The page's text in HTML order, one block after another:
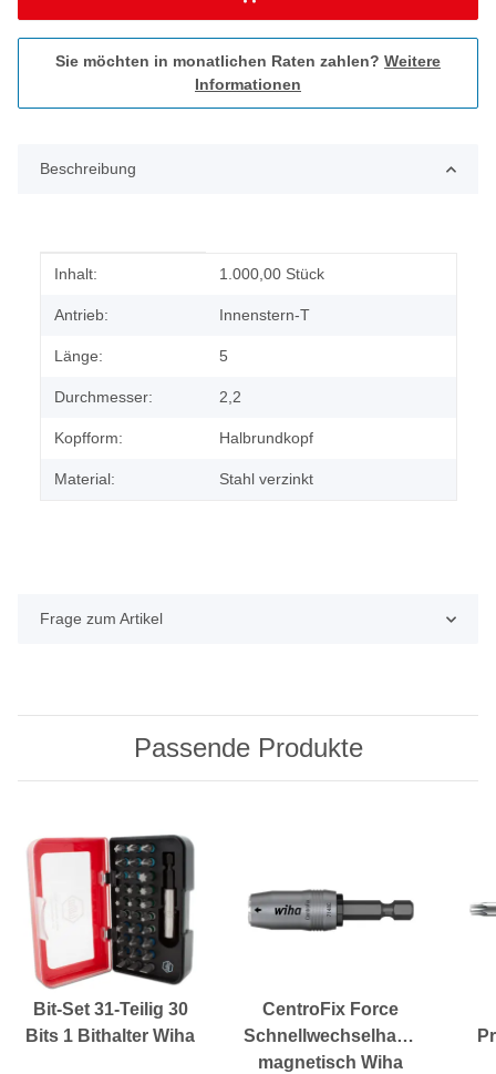
Sie möchten in monatlichen Raten zahlen? Weitere
Informationen
Beschreibung
Produkteigenschaft
Wert
Inhalt: 1.000,00 Stück
Antrieb: Innenstern-T
Länge: 5
Durchmesser: 2,2
Kopfform: Halbrundkopf
Material: Stahl verzinkt
Frage zum Artikel
Passende Produkte
Bit-Set 31-Teilig 30
Bits 1 Bithalter Wiha
CentroFix Force
Schnellwechselhalter
magnetisch Wiha